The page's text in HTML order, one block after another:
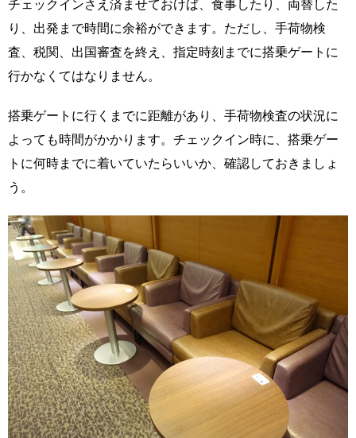
チェックインさえ済ませておけば、食事したり、両替した
り、出発まで時間に余裕ができます。ただし、手荷物検
査、税関、出国審査を終え、指定時刻までに搭乗ゲートに
行かなくてはなりません。
搭乗ゲートに行くまでに距離があり、手荷物検査の状況に
よっても時間がかかります。チェックイン時に、搭乗ゲー
トに何時までに着いていたらいいか、確認しておきましょ
う。